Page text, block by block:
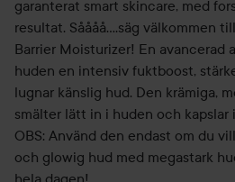
garanterat smart skincare, med
resultat. Såååå….säg välkommen
Barrier Moisturizer! En avancerad
huden en intensiv fuktboost,
lugnar känslig hud. Den krämiga,
smälter lätt in i huden och
OBS: Använd den endast om du
och glowig hud med megastark
hela dagen!